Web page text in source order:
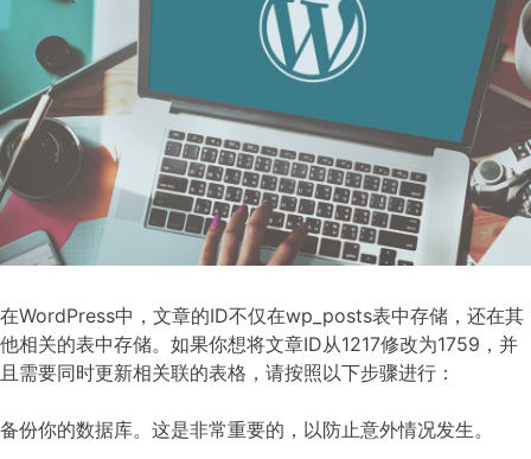
在WordPress中，文章的ID不仅在wp_posts表中存储，还在其
他相关的表中存储。如果你想将文章ID从1217修改为1759，并
且需要同时更新相关联的表格，请按照以下步骤进行：
备份你的数据库。这是非常重要的，以防止意外情况发生。